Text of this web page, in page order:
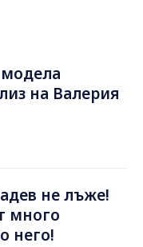
на Валерия
не лъже!
много
него!